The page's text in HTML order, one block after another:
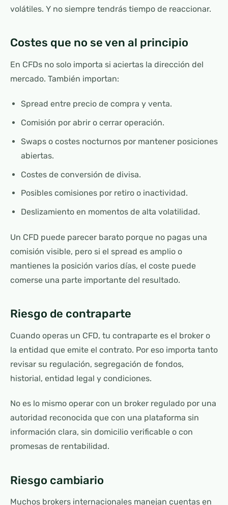
volátiles. Y no siempre tendrás tiempo de reaccionar.
Costes que no se ven al principio
En CFDs no solo importa si aciertas la dirección del
mercado. También importan:
Spread entre precio de compra y venta.
Comisión por abrir o cerrar operación.
Swaps o costes nocturnos por mantener posiciones
abiertas.
Costes de conversión de divisa.
Posibles comisiones por retiro o inactividad.
Deslizamiento en momentos de alta volatilidad.
Un CFD puede parecer barato porque no pagas una
comisión visible, pero si el spread es amplio o
mantienes la posición varios días, el coste puede
comerse una parte importante del resultado.
Riesgo de contraparte
Cuando operas un CFD, tu contraparte es el broker o
la entidad que emite el contrato. Por eso importa tanto
revisar su regulación, segregación de fondos,
historial, entidad legal y condiciones.
No es lo mismo operar con un broker regulado por una
autoridad reconocida que con una plataforma sin
información clara, sin domicilio verificable o con
promesas de rentabilidad.
Riesgo cambiario
Muchos brokers internacionales manejan cuentas en